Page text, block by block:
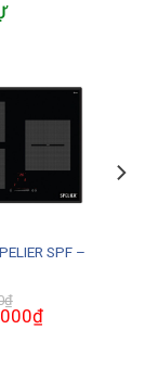
SPF –
₫
₫Giá
hiện